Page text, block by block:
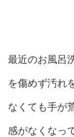
最近のお風呂
を傷めず汚れ
なくても手が
感がなくなっ